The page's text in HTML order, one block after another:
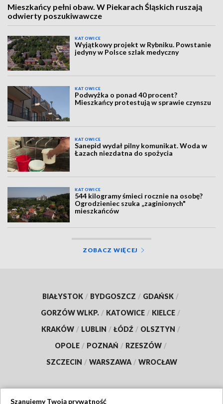
Mieszkańcy pełni obaw. W Piekarach Śląskich ruszają
odwierty poszukiwawcze
KATOWICE
Wyjątkowy projekt w Rybniku. Powstanie
jedyny w Polsce szlak medyczny
KATOWICE
Podwyżka o ponad 40 procent?
Mieszkańcy protestują w sprawie czynszu
KATOWICE
Sanepid wydał pilny komunikat. Woda w
Łazach niezdatna do spożycia
KATOWICE
544 kilogramy śmieci rocznie na osobę?
Ogrodzieniec szuka „zaginionych"
mieszkańców
ZOBACZ WIĘCEJ
BIAŁYSTOK / BYDGOSZCZ / GDAŃSK /
GORZÓW WLKP. / KATOWICE / KIELCE /
KRAKÓW / LUBLIN / ŁÓDŹ / OLSZTYN /
OPOLE / POZNAŃ / RZESZÓW /
SZCZECIN / WARSZAWA / WROCŁAW
Szanujemy Twoją prywatność